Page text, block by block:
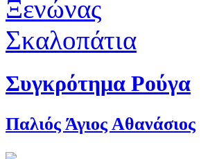
Συγκρότημα Ρούγα
Παλιός Άγιος Αθανάσιος